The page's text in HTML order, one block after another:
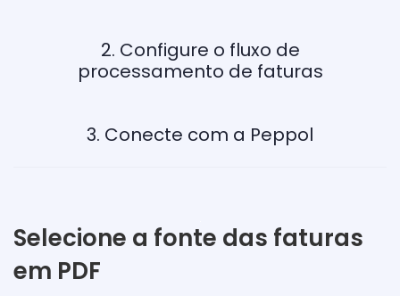
2. Configure o fluxo de
processamento de faturas
3. Conecte com a Peppol
Selecione a fonte das faturas
em PDF